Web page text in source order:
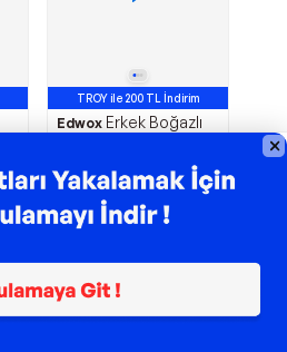
TROY ile 200 TL İndirim
Edwox Erkek Boğazlı
TL
Sepette472,49 TL